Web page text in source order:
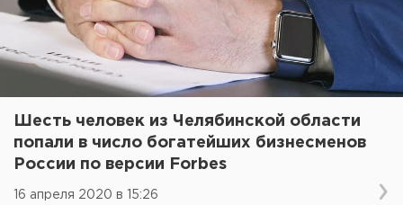
Шесть человек из Челябинской области
попали в число богатейших бизнесменов
России по версии Forbes
16 апреля 2020 в 15:26